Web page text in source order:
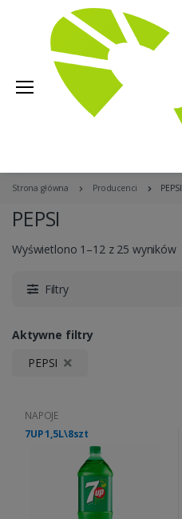
Strona główna Producenci PEPSI
PEPSI
Wyświetlono 1–12 z 25 wyników
Filtry
Aktywne filtry
PEPSI
NAPOJE
7UP 1,5L\8szt